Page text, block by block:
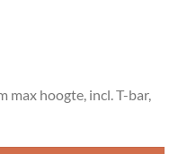
max hoogte, incl. T-bar,